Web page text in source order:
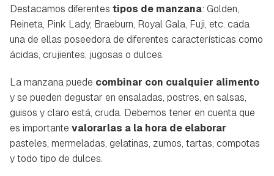
Destacamos diferentes tipos de manzana: Golden,
Reineta, Pink Lady, Braeburn, Royal Gala, Fuji, etc. cada
una de ellas poseedora de diferentes características como
ácidas, crujientes, jugosas o dulces.
La manzana puede combinar con cualquier alimento
y se pueden degustar en ensaladas, postres, en salsas,
guisos y claro está, cruda. Debemos tener en cuenta que
es importante valorarlas a la hora de elaborar
pasteles, mermeladas, gelatinas, zumos, tartas, compotas
y todo tipo de dulces.